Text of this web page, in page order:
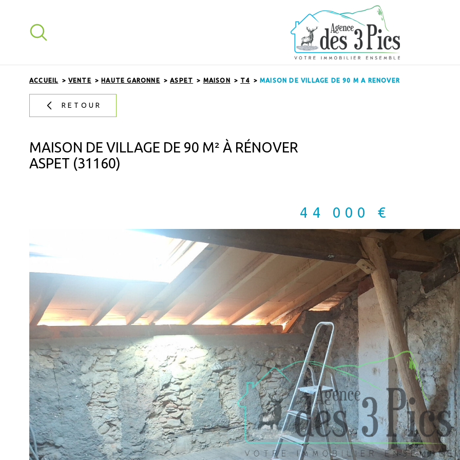
contenu
ACCUEIL VENTE HAUTE GARONNE ASPET MAISON T4 MAISON DE VILLAGE DE 90 M A RENOVER
RETOUR
MAISON DE VILLAGE DE 90 M² À RÉNOVER
ASPET (31160)
44 000 €